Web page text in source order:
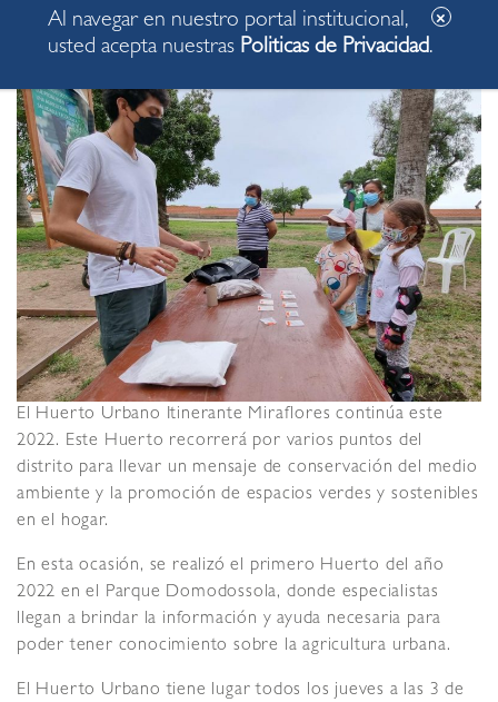
El Huerto Urbano Itinerante Miraflores continúa este
2022. Este Huerto recorrerá por varios puntos del
distrito para llevar un mensaje de conservación del medio
ambiente y la promoción de espacios verdes y sostenibles
en el hogar.
En esta ocasión, se realizó el primero Huerto del año
2022 en el Parque Domodossola, donde especialistas
llegan a brindar la información y ayuda necesaria para
poder tener conocimiento sobre la agricultura urbana.
El Huerto Urbano tiene lugar todos los jueves a las 3 de
Al navegar en nuestro portal institucional,
usted acepta nuestras Politicas de Privacidad.